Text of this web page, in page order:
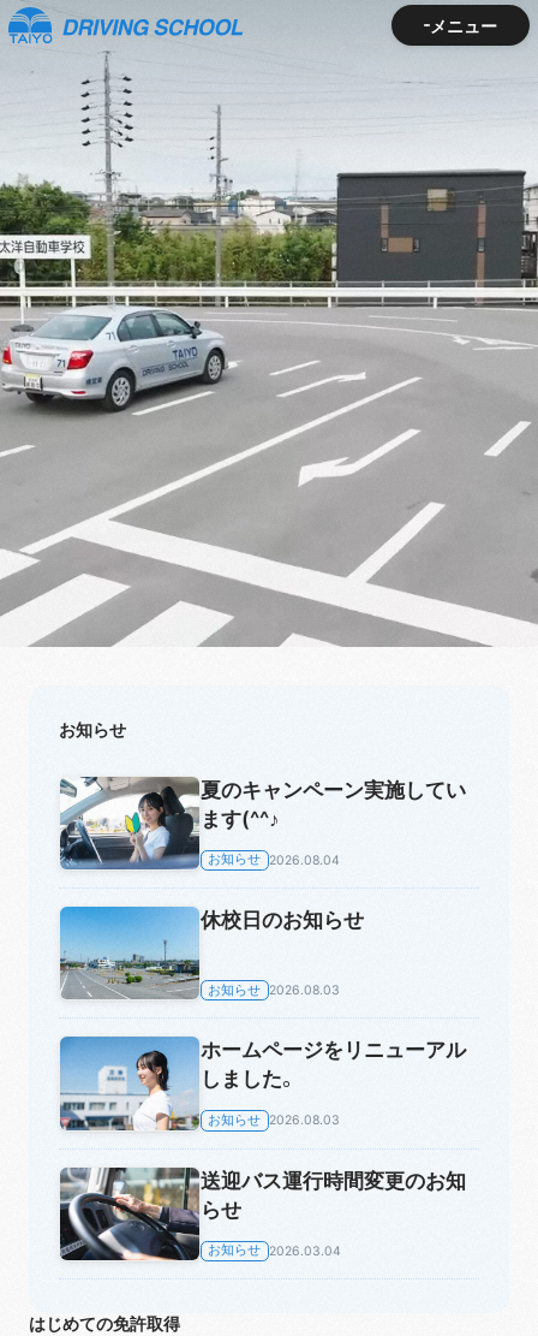
メニュー
メニュー
お知らせ
夏のキャンペーン実施してい
ます(^^♪
お知らせ 2026.08.04
休校日のお知らせ
お知らせ 2026.08.03
ホームページをリニューアル
しました。
お知らせ 2026.08.03
送迎バス運行時間変更のお知
らせ
お知らせ 2026.03.04
はじめての免許取得